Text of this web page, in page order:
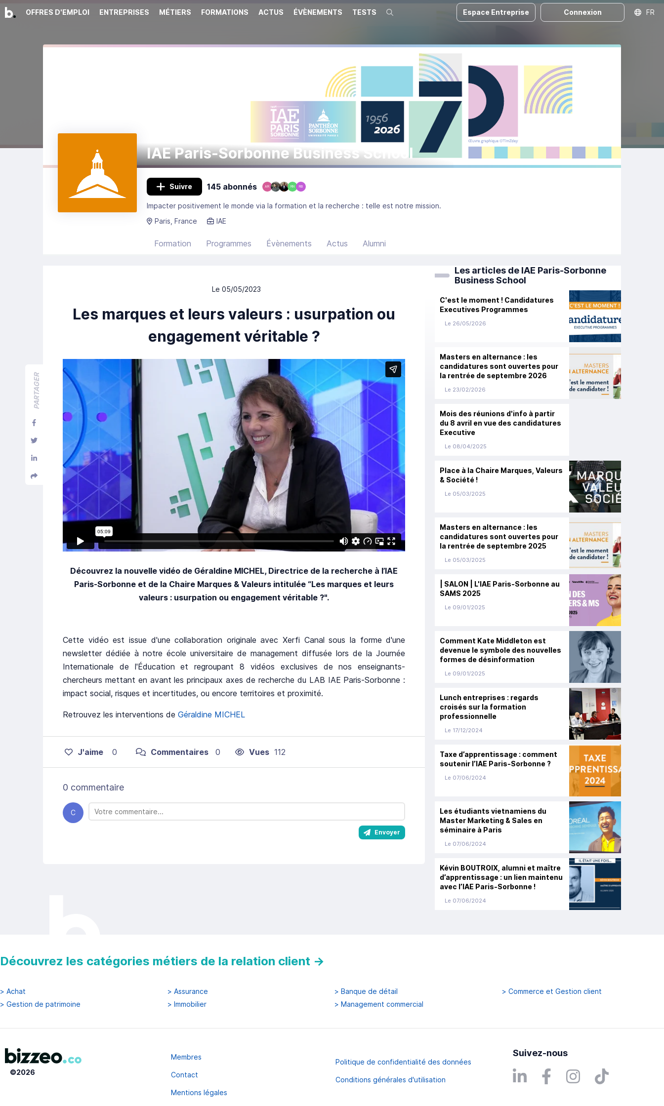
OFFRES D'EMPLOI ENTREPRISES MÉTIERS FORMATIONS ACTUS ÉVÈNEMENTS TESTS Recherche Espace Entreprise Connexion FR
IAE Paris-Sorbonne Business School
Suivre 145 abonnés AR RN RB
Impacter positivement le monde via la formation et la recherche : telle est notre mission.
Paris, France
IAE
Formation Programmes Évènements Actus Alumni
PARTAGER
Le 05/05/2023
Les marques et leurs valeurs : usurpation ou
engagement véritable ?
Découvrez la nouvelle vidéo de Géraldine MICHEL, Directrice de la recherche à l’IAE
Paris-Sorbonne et de la Chaire Marques & Valeurs intitulée “Les marques et leurs
valeurs : usurpation ou engagement véritable ?".
Cette vidéo est issue d'une collaboration originale avec Xerfi Canal sous la forme d'une
newsletter dédiée à notre école universitaire de management diffusée lors de la Journée
Internationale de l'Éducation et regroupant 8 vidéos exclusives de nos enseignants-
chercheurs mettant en avant les principaux axes de recherche du LAB IAE Paris-Sorbonne :
impact social, risques et incertitudes, ou encore territoires et proximité.
Retrouvez les interventions de Géraldine MICHEL
J'aime 0 Commentaires 0 Vues 112
0 commentaire
C
Envoyer
Les articles de IAE Paris-Sorbonne
Business School
C'est le moment ! Candidatures
Executives Programmes
Le 26/05/2026
Masters en alternance : les
candidatures sont ouvertes pour
la rentrée de septembre 2026
Le 23/02/2026
Mois des réunions d'info à partir
du 8 avril en vue des candidatures
Executive
Le 08/04/2025
Place à la Chaire Marques, Valeurs
& Société !
Le 05/03/2025
Masters en alternance : les
candidatures sont ouvertes pour
la rentrée de septembre 2025
Le 05/03/2025
| SALON | L'IAE Paris-Sorbonne au
SAMS 2025
Le 09/01/2025
Comment Kate Middleton est
devenue le symbole des nouvelles
formes de désinformation
Le 09/01/2025
Lunch entreprises : regards
croisés sur la formation
professionnelle
Le 17/12/2024
Taxe d’apprentissage : comment
soutenir l’IAE Paris-Sorbonne ?
Le 07/06/2024
Les étudiants vietnamiens du
Master Marketing & Sales en
séminaire à Paris
Le 07/06/2024
Kévin BOUTROIX, alumni et maître
d’apprentissage : un lien maintenu
avec l’IAE Paris-Sorbonne !
Le 07/06/2024
Découvrez les catégories métiers de la relation client →
> Achat > Assurance > Banque de détail > Commerce et Gestion client
> Gestion de patrimoine > Immobilier > Management commercial
©2026
Membres
Contact
Mentions légales
Politique de confidentialité des données
Conditions générales d'utilisation
Suivez-nous